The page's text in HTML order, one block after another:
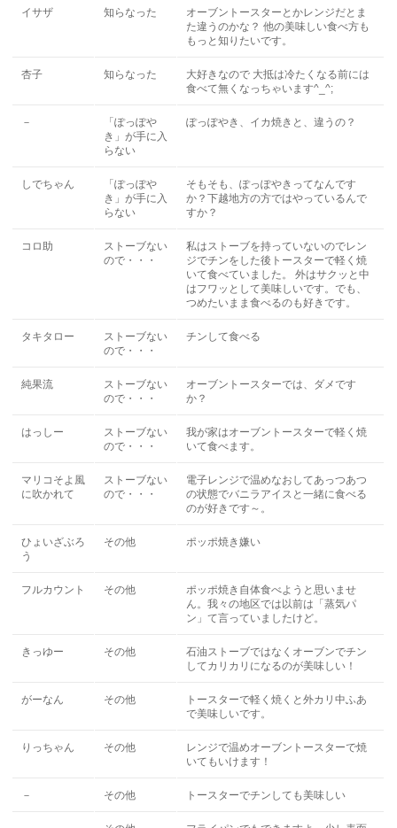
イサザ 知らなった
オーブントースターとかレンジだとま
た違うのかな？ 他の美味しい食べ方も
もっと知りたいです。
杏子 知らなった
大好きなので 大抵は冷たくなる前には
食べて無くなっちゃいます^_^;
－
「ぽっぽや
き」が手に入
らない
ぽっぽやき、イカ焼きと、違うの？
しでちゃん
「ぽっぽや
き」が手に入
らない
そもそも、ぽっぽやきってなんです
か？下越地方の方ではやっているんで
すか？
コロ助
ストーブない
ので・・・
私はストーブを持っていないのでレン
ジでチンをした後トースターで軽く焼
いて食べていました。 外はサクッと中
はフワッとして美味しいです。でも、
つめたいまま食べるのも好きです。
タキタロー
ストーブない
ので・・・
チンして食べる
純果流
ストーブない
ので・・・
オーブントースターでは、ダメです
か？
はっしー
ストーブない
ので・・・
我が家はオーブントースターで軽く焼
いて食べます。
マリコそよ風
に吹かれて
ストーブない
ので・・・
電子レンジで温めなおしてあっつあつ
の状態でバニラアイスと一緒に食べる
のが好きです～。
ひょいざぶろ
う
その他 ポッポ焼き嫌い
フルカウント その他
ポッポ焼き自体食べようと思いませ
ん。我々の地区では以前は「蒸気パ
ン」て言っていましたけど。
きっゆー その他
石油ストーブではなくオーブンでチン
してカリカリになるのが美味しい！
がーなん その他
トースターで軽く焼くと外カリ中ふあ
で美味しいです。
りっちゃん その他
レンジで温めオーブントースターで焼
いてもいけます！
－ その他 トースターでチンしても美味しい